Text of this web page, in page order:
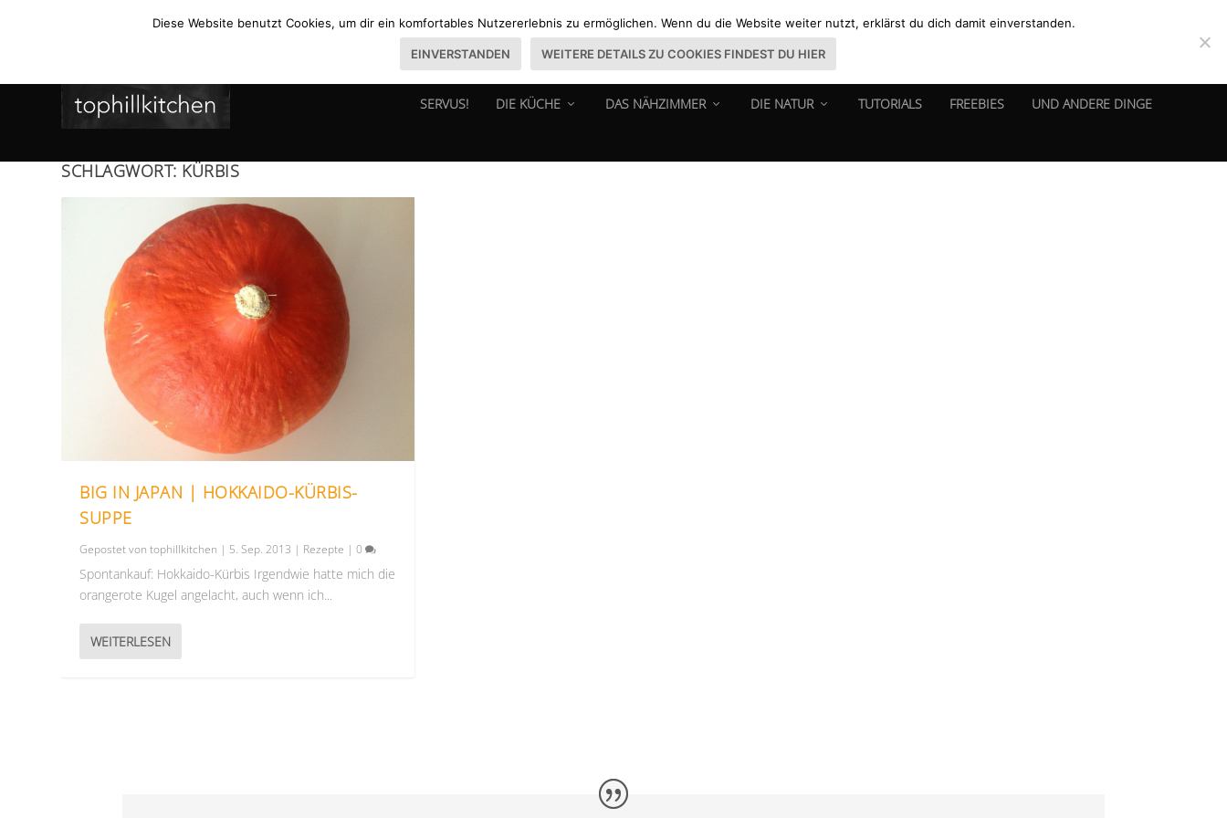
SERVUS! DIE KÜCHE DAS NÄHZIMMER DIE NATUR TUTORIALS FREEBIES UND ANDERE DINGE
SCHLAGWORT: KÜRBIS
BIG IN JAPAN | HOKKAIDO-KÜRBIS-
SUPPE
Gepostet vontophillkitchen | 5. Sep. 2013 | Rezepte |0
Spontankauf: Hokkaido-Kürbis Irgendwie hatte mich die
orangerote Kugel angelacht, auch wenn ich...
WEITERLESEN
Diese Website benutzt Cookies, um dir ein komfortables Nutzererlebnis zu ermöglichen. Wenn du die Website weiter nutzt, erklärst du dich damit einverstanden.
EINVERSTANDEN WEITERE DETAILS ZU COOKIES FINDEST DU HIER